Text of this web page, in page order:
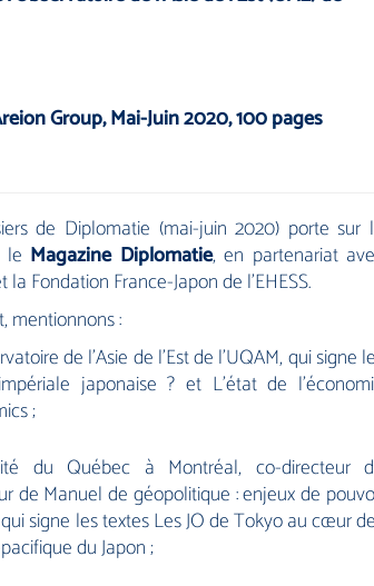
Group, Mai-Juin 2020, 100 pages
de Diplomatie (mai-juin 2020) porte sur
Magazine Diplomatie, en partenariat
la Fondation France-Japon de l’EHESS.
mentionnons :
de l’Asie de l’Est de l’UQAM, qui signe
japonaise ? et L’état de
;
du Québec à Montréal, co-directeur
de Manuel de géopolitique : enjeux de
signe les textesLes JO de Tokyo au cœur
du Japon;